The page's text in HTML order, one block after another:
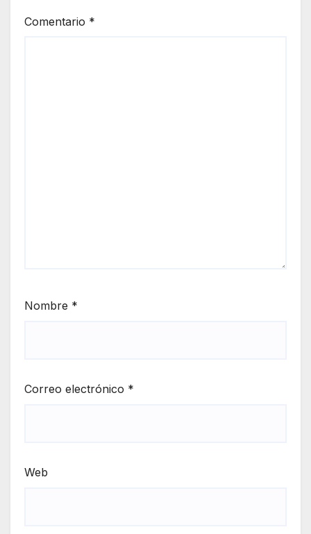
Comentario *
Nombre *
Correo electrónico *
Web